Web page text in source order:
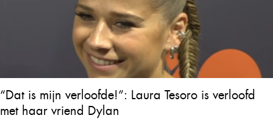
“Dat is mijn verloofde!”: Laura Tesoro is verloofd
met haar vriend Dylan